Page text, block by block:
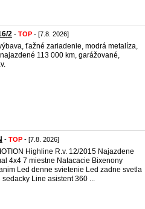
2 - TOP - [7.8. 2026]
ťažné zariadenie, modrá metalíza,
113 000 km, garážované,
- TOP - [7.8. 2026]
Highline R.v. 12/2015 Najazdene
4x4 7 miestne Natacacie Bixenony
Led denne svietenie Led zadne svetla
Line asistent 360 ...